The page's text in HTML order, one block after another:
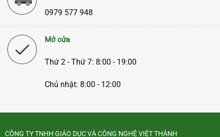
0979 577 948
Mở cửa
Thứ 2 - Thứ 7: 8:00 - 19:00
Chủ nhật: 8:00 - 12:00
CÔNG TY TNHH GIÁO DỤC VÀ CÔNG NGHỆ VIỆT THÀNH